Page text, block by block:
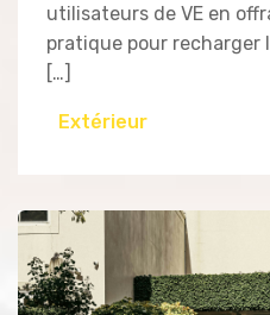
utilisateurs de VE en
pratique pour recharger
[…]
Extérieur